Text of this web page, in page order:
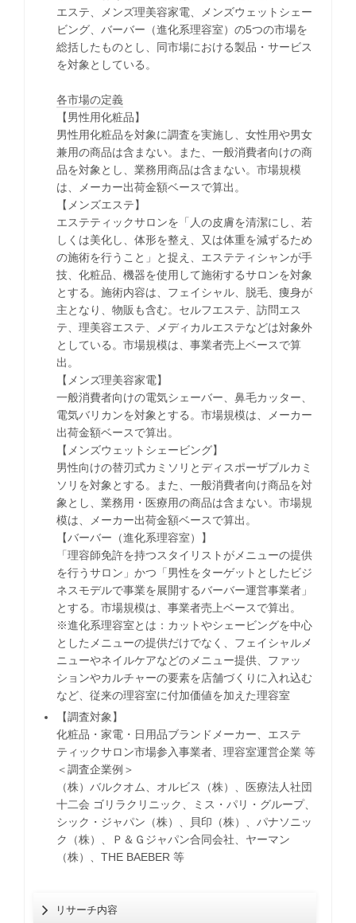
エステ、メンズ理美容家電、メンズウェットシェー
ビング、バーバー（進化系理容室）の5つの市場を
総括したものとし、同市場における製品・サービス
を対象としている。
各市場の定義
【男性用化粧品】
男性用化粧品を対象に調査を実施し、女性用や男女
兼用の商品は含まない。また、一般消費者向けの商
品を対象とし、業務用商品は含まない。市場規模
は、メーカー出荷金額ベースで算出。
【メンズエステ】
エステティックサロンを「人の皮膚を清潔にし、若
しくは美化し、体形を整え、又は体重を減ずるため
の施術を行うこと」と捉え、エステティシャンが手
技、化粧品、機器を使用して施術するサロンを対象
とする。施術内容は、フェイシャル、脱毛、痩身が
主となり、物販も含む。セルフエステ、訪問エス
テ、理美容エステ、メディカルエステなどは対象外
としている。市場規模は、事業者売上ベースで算
出。
【メンズ理美容家電】
一般消費者向けの電気シェーバー、鼻毛カッター、
電気バリカンを対象とする。市場規模は、メーカー
出荷金額ベースで算出。
【メンズウェットシェービング】
男性向けの替刃式カミソリとディスポーザブルカミ
ソリを対象とする。また、一般消費者向け商品を対
象とし、業務用・医療用の商品は含まない。市場規
模は、メーカー出荷金額ベースで算出。
【バーバー（進化系理容室）】
「理容師免許を持つスタイリストがメニューの提供
を行うサロン」かつ「男性をターゲットとしたビジ
ネスモデルで事業を展開するバーバー運営事業者」
とする。市場規模は、事業者売上ベースで算出。
※進化系理容室とは：カットやシェービングを中心
としたメニューの提供だけでなく、フェイシャルメ
ニューやネイルケアなどのメニュー提供、ファッ
ションやカルチャーの要素を店舗づくりに入れ込む
など、従来の理容室に付加価値を加えた理容室
【調査対象】
化粧品・家電・日用品ブランドメーカー、エステ
ティックサロン市場参入事業者、理容室運営企業 等
＜調査企業例＞
（株）バルクオム、オルビス（株）、医療法人社団
十二会 ゴリラクリニック、ミス・パリ・グループ、
シック・ジャパン（株）、貝印（株）、パナソニッ
ク（株）、Ｐ＆Ｇジャパン合同会社、ヤーマン
（株）、THE BAEBER 等
リサーチ内容